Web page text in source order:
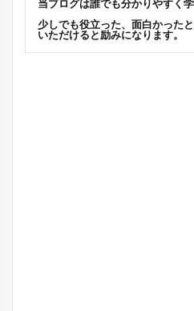
当ブログは誰でも分かりやすく
少しでも役立った、面白かった
いただけると励みになります。